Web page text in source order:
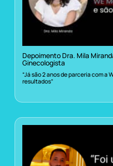
Depoimento Dra. Mila
Ginecologista
“Já são 2 anos de parceria com a
resultados”